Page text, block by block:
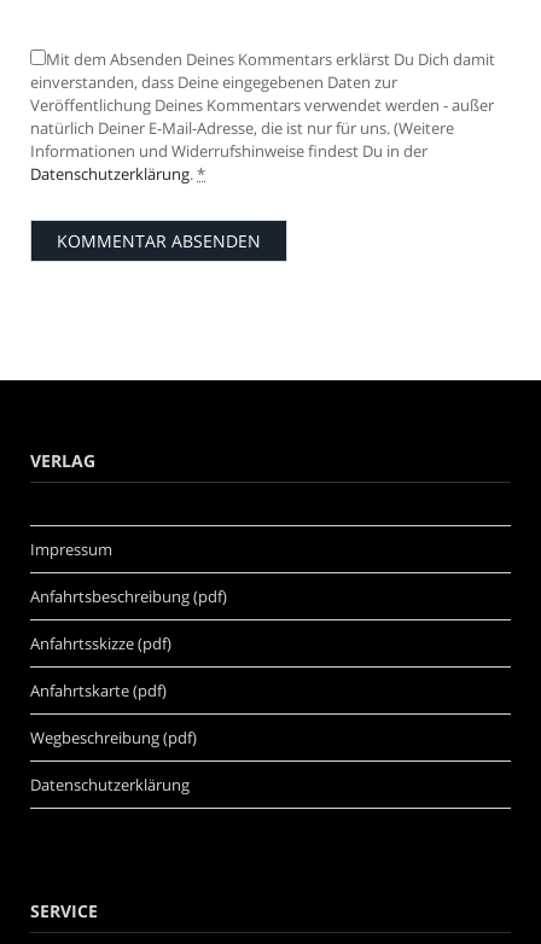
Mit dem Absenden Deines Kommentars erklärst Du Dich damit
einverstanden, dass Deine eingegebenen Daten zur
Veröffentlichung Deines Kommentars verwendet werden - außer
natürlich Deiner E-Mail-Adresse, die ist nur für uns. (Weitere
Informationen und Widerrufshinweise findest Du in der
Datenschutzerklärung.*
VERLAG
Impressum
Anfahrtsbeschreibung (pdf)
Anfahrtsskizze (pdf)
Anfahrtskarte (pdf)
Wegbeschreibung (pdf)
Datenschutzerklärung
SERVICE